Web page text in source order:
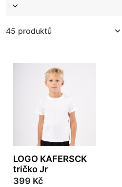
45 produktů
LOGO KAFERSCK
tričko Jr
399 Kč